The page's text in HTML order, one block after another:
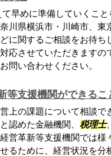
早めに準備していくこ
川県横浜市・川崎市、東
に関するご相談をお待
応させていただきますの
問い合わせください。
等支援機関ができるこ
上の課題について相談で
認めた金融機関、 税理士
営革新等支援機関では様
るために、経営状況を